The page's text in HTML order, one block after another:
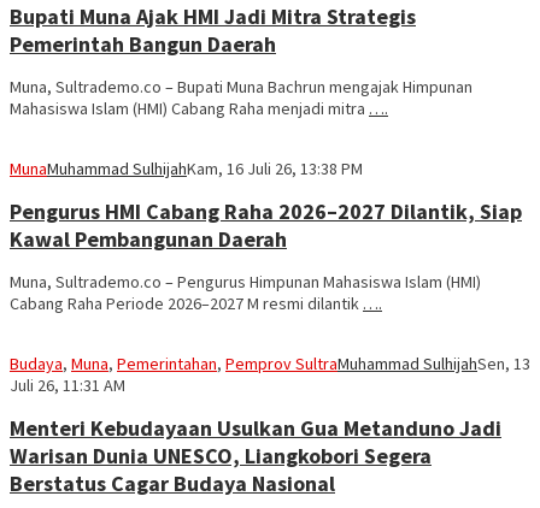
Bupati Muna Ajak HMI Jadi Mitra Strategis
Pemerintah Bangun Daerah
Muna, Sultrademo.co – Bupati Muna Bachrun mengajak Himpunan
Mahasiswa Islam (HMI) Cabang Raha menjadi mitra ….
MunaMuhammad SulhijahKam, 16 Juli 26, 13:38 PM
Pengurus HMI Cabang Raha 2026–2027 Dilantik, Siap
Kawal Pembangunan Daerah
Muna, Sultrademo.co – Pengurus Himpunan Mahasiswa Islam (HMI)
Cabang Raha Periode 2026–2027 M resmi dilantik ….
Budaya, Muna, Pemerintahan, Pemprov SultraMuhammad SulhijahSen, 13
Juli 26, 11:31 AM
Menteri Kebudayaan Usulkan Gua Metanduno Jadi
Warisan Dunia UNESCO, Liangkobori Segera
Berstatus Cagar Budaya Nasional